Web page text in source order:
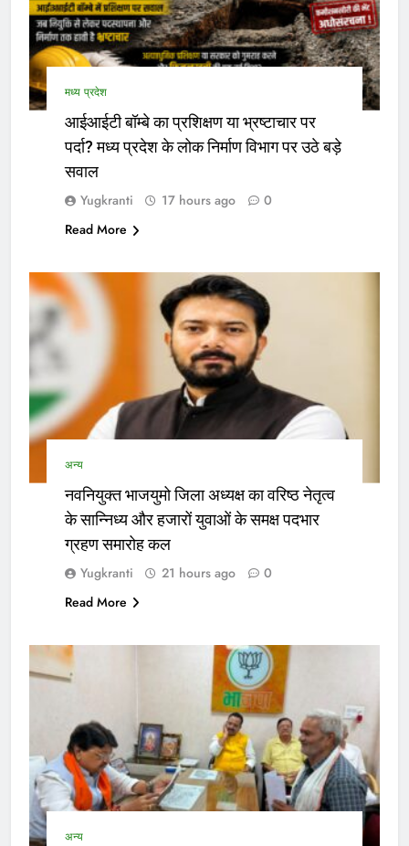
मध्य प्रदेश
आईआईटी बॉम्बे का प्रशिक्षण या भ्रष्टाचार पर
पर्दा? मध्य प्रदेश के लोक निर्माण विभाग पर उठे बड़े
सवाल
Yugkranti 17 hours ago
0
Read More
अन्य
नवनियुक्त भाजयुमो जिला अध्यक्ष का वरिष्ठ नेतृत्व
के सान्निध्य और हजारों युवाओं के समक्ष पदभार
ग्रहण समारोह कल
Yugkranti 21 hours ago
0
Read More
अन्य